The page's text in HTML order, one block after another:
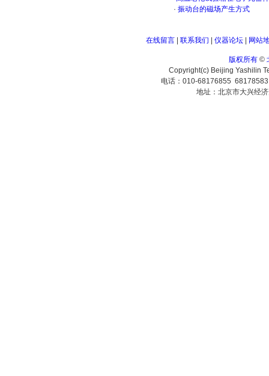
· 振动台的磁场产生方式
在线留言| 联系我们 仪器论坛| 网站
版权所有©
Copyright(c) Beijing Yashilin
电话：010-68176855
地址：北京市大兴经